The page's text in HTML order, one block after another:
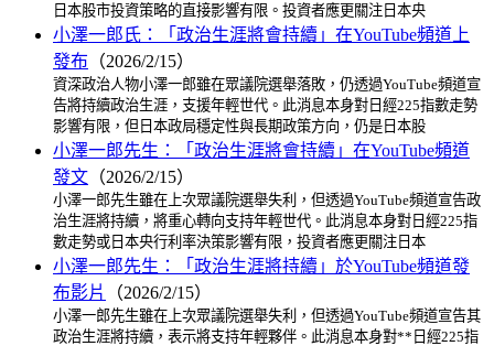
日本股市投資策略的直接影響有限。投資者應更關注日本央
小澤一郎氏：「政治生涯將會持續」在YouTube頻道上
發布 （2026/2/15）
資深政治人物小澤一郎雖在眾議院選舉落敗，仍透過YouTube頻道宣
告將持續政治生涯，支援年輕世代。此消息本身對日經225指數走勢
影響有限，但日本政局穩定性與長期政策方向，仍是日本股
小澤一郎先生：「政治生涯將會持續」在YouTube頻道
發文 （2026/2/15）
小澤一郎先生雖在上次眾議院選舉失利，但透過YouTube頻道宣告政
治生涯將持續，將重心轉向支持年輕世代。此消息本身對日經225指
數走勢或日本央行利率決策影響有限，投資者應更關注日本
小澤一郎先生：「政治生涯將持續」於YouTube頻道發
布影片
（2026/2/15）
小澤一郎先生雖在上次眾議院選舉失利，但透過YouTube頻道宣告其
政治生涯將持續，表示將支持年輕夥伴。此消息本身對**日經225指